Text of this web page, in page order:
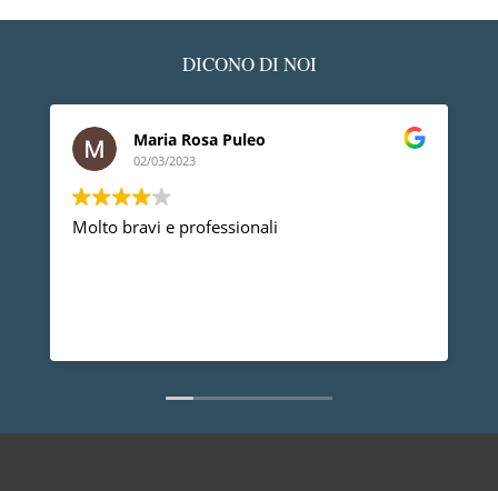
DICONO DI NOI
Maria Rosa Puleo
02/03/2023
Molto bravi e professionali